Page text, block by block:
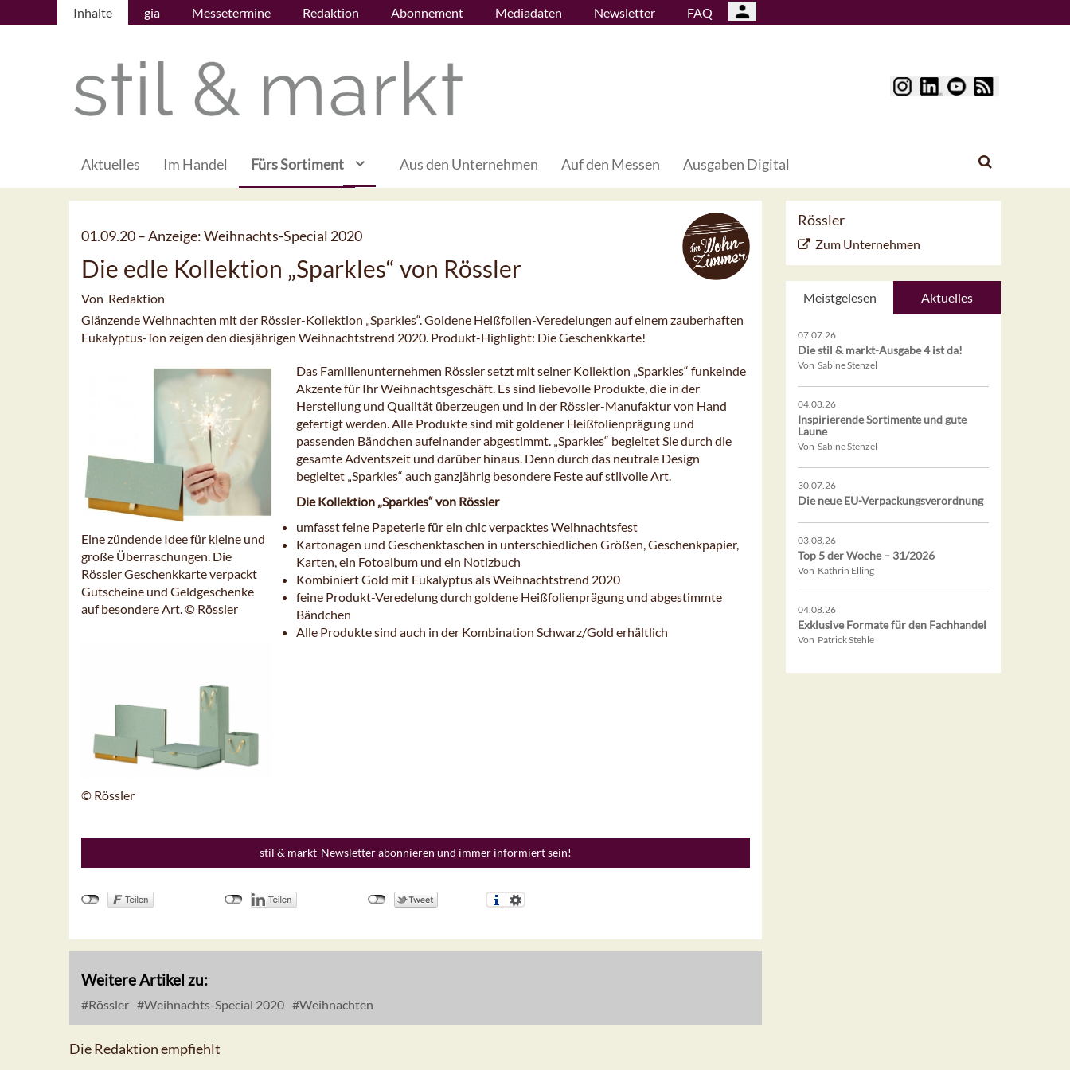
Inhalte gia Messetermine Redaktion Abonnement Mediadaten Newsletter FAQ
Aktuelles Im Handel Fürs Sortiment Aus den Unternehmen Auf den Messen Ausgaben Digital
01.09.20 –Anzeige: Weihnachts-Special 2020
Die edle Kollektion „Sparkles“ von Rössler
Von Redaktion
Glänzende Weihnachten mit der Rössler-Kollektion „Sparkles“. Goldene Heißfolien-Veredelungen auf einem zauberhaften
Eukalyptus-Ton zeigen den diesjährigen Weihnachtstrend 2020. Produkt-Highlight: Die Geschenkkarte!
Eine zündende Idee für kleine und
große Überraschungen. Die
Rössler Geschenkkarte verpackt
Gutscheine und Geldgeschenke
auf besondere Art. © Rössler
© Rössler
Das Familienunternehmen Rössler setzt mit seiner Kollektion „Sparkles“ funkelnde
Akzente für Ihr Weihnachtsgeschäft. Es sind liebevolle Produkte, die in der
Herstellung und Qualität überzeugen und in der Rössler-Manufaktur von Hand
gefertigt werden. Alle Produkte sind mit goldener Heißfolienprägung und
passenden Bändchen aufeinander abgestimmt. „Sparkles“ begleitet Sie durch die
gesamte Adventszeit und darüber hinaus. Denn durch das neutrale Design
begleitet „Sparkles“ auch ganzjährig besondere Feste auf stilvolle Art.
Die Kollektion „Sparkles“ von Rössler
umfasst feine Papeterie für ein chic verpacktes Weihnachtsfest
Kartonagen und Geschenktaschen in unterschiedlichen Größen, Geschenkpapier,
Karten, ein Fotoalbum und ein Notizbuch
Kombiniert Gold mit Eukalyptus als Weihnachtstrend 2020
feine Produkt-Veredelung durch goldene Heißfolienprägung und abgestimmte
Bändchen
Alle Produkte sind auch in der Kombination Schwarz/Gold erhältlich
stil & markt-Newsletter abonnieren und immer informiert sein!
Weitere Artikel zu:
Rössler Weihnachts-Special 2020 Weihnachten
Die Redaktion empfiehlt
Rössler
Zum Unternehmen
Meistgelesen Aktuelles
07.07.26
Die stil & markt-Ausgabe 4 ist da!
Von Sabine Stenzel
04.08.26
Inspirierende Sortimente und gute
Laune
Von Sabine Stenzel
30.07.26
Die neue EU-Verpackungsverordnung
03.08.26
Top 5 der Woche – 31/2026
Von Kathrin Elling
04.08.26
Exklusive Formate für den Fachhandel
Von Patrick Stehle